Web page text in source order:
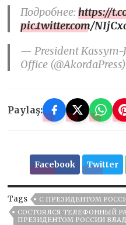
Подробнее:https://
pic.twitter.com/
— President Kassym-
Office
Paylaş:
Facebook Twitter
Tags
С ПРЕЗИДЕНТОМ
СОСТОЯЛСЯ ТЕЛЕФОННЫЙ
ПРЕЗИДЕНТОМ РОССИИ